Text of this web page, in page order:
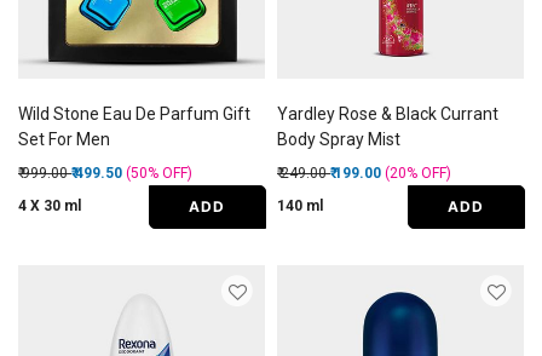
Wild Stone Eau De Parfum Gift
Set For Men
Price reduced from
₹ 999.00to
₹ 499.50 (50% OFF)
4 X 30 ml
ADD
Yardley Rose & Black Currant
Body Spray Mist
Price reduced from
₹ 249.00to
₹ 199.00 (20% OFF)
140 ml
ADD